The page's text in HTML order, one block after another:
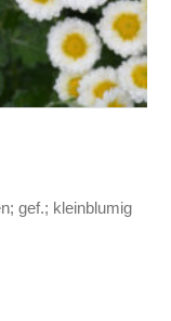
gef.; kleinblumig